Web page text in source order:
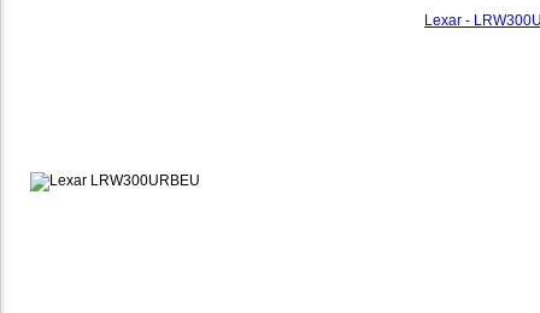
Lexar -